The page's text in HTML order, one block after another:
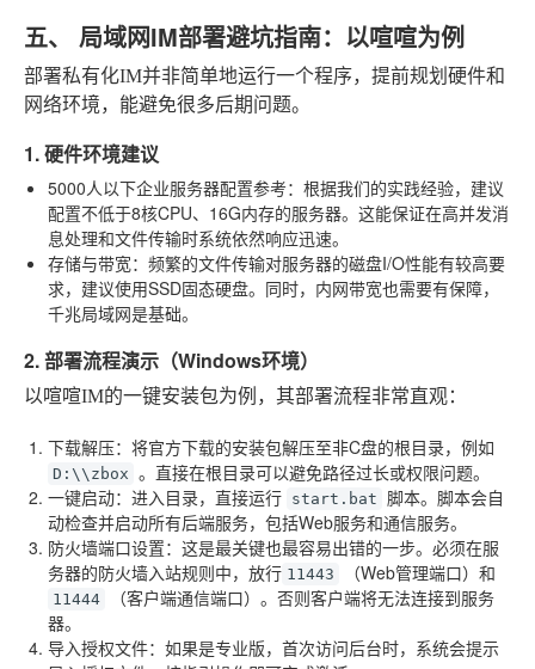
五、 局域网IM部署避坑指南：以喧喧为例
部署私有化IM并非简单地运行一个程序，提前规划硬件和
网络环境，能避免很多后期问题。
1. 硬件环境建议
5000人以下企业服务器配置参考：根据我们的实践经验，建议
配置不低于8核CPU、16G内存的服务器。这能保证在高并发消
息处理和文件传输时系统依然响应迅速。
存储与带宽：频繁的文件传输对服务器的磁盘I/O性能有较高要
求，建议使用SSD固态硬盘。同时，内网带宽也需要有保障，
千兆局域网是基础。
2. 部署流程演示（Windows环境）
以喧喧IM的一键安装包为例，其部署流程非常直观：
下载解压：将官方下载的安装包解压至非C盘的根目录，例如
D:\\zbox 。直接在根目录可以避免路径过长或权限问题。
一键启动：进入目录，直接运行 start.bat
脚本。脚本会自
动检查并启动所有后端服务，包括Web服务和通信服务。
防火墙端口设置：这是最关键也最容易出错的一步。必须在服
务器的防火墙入站规则中，放行 11443 （Web管理端口）和
11444
（客户端通信端口）。否则客户端将无法连接到服务
器。
导入授权文件：如果是专业版，首次访问后台时，系统会提示